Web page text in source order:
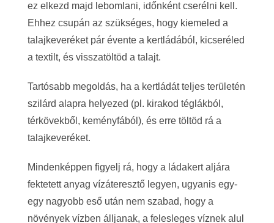
ez elkezd majd lebomlani, időnként cserélni kell.
Ehhez csupán az szükséges, hogy kiemeled a
talajkeveréket pár évente a kertládából, kicseréled
a textilt, és visszatöltöd a talajt.
Tartósabb megoldás, ha a kertládát teljes területén
szilárd alapra helyezed (pl. kirakod téglákból,
térkövekből, keményfából), és erre töltöd rá a
talajkeveréket.
Mindenképpen figyelj rá, hogy a ládakert aljára
fektetett anyag vízáteresztő legyen, ugyanis egy-
egy nagyobb eső után nem szabad, hogy a
növények vízben álljanak, a felesleges víznek alul